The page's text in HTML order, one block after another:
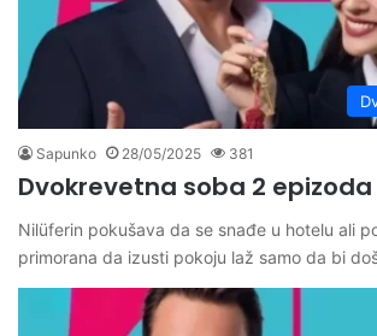
Sapunko 28/05/2025 381
Dvokrevetna soba 2 epizoda
Nilüferin pokušava da se snađe u hotelu ali
primorana da izusti pokoju laž samo da bi